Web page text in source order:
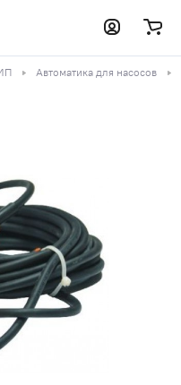
Автоматика для насосов